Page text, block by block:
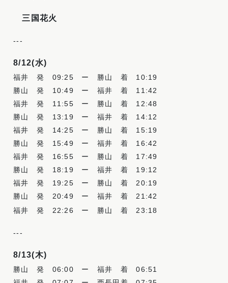
三国花火
---
8/12(水)
福井 発 09:25 ー 勝山 着 10:19
勝山 発 10:49 ー 福井 着 11:42
福井 発 11:55 ー 勝山 着 12:48
勝山 発 13:19 ー 福井 着 14:12
福井 発 14:25 ー 勝山 着 15:19
勝山 発 15:49 ー 福井 着 16:42
福井 発 16:55 ー 勝山 着 17:49
勝山 発 18:19 ー 福井 着 19:12
福井 発 19:25 ー 勝山 着 20:19
勝山 発 20:49 ー 福井 着 21:42
福井 発 22:26 ー 勝山 着 23:18
---
8/13(木)
勝山 発 06:00 ー 福井 着06:51